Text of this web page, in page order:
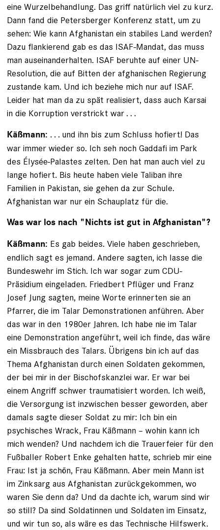
eine Wurzel­behandlung. Das griff natürlich viel zu kurz.
Dann fand die Petersberger Konferenz statt, um zu
sehen: Wie kann Afghanistan ein stabiles Land werden?
Dazu flankierend gab es das ISAF-Mandat, das muss
man auseinanderhalten. ISAF beruhte auf einer UN-
Resolution, die auf Bitten der afghanischen Regierung
zustande kam. Und ich beziehe mich nur auf ISAF.
Leider hat man da zu spät realisiert, dass auch Karsai
in die Korruption verstrickt war . . .
Käßmann: . . . und ihn bis zum Schluss hofiert! Das
war immer wieder so. Ich seh noch Gaddafi im Park
des Élysée-­Palastes zelten. Den hat man auch viel zu
lange hofiert. Bis heute haben viele Taliban ihre
Familien in Pakistan, sie gehen da zur Schule.
Afghanistan war nur ein Schauplatz für die.
Was war los nach "Nichts ist gut in Afghanistan"?
Käßmann: Es gab beides. Viele haben geschrieben,
endlich sagt es jemand. Andere sagten, ich lasse die
Bundeswehr im Stich. Ich war sogar zum CDU-
Präsidium eingeladen. Friedbert Pflüger und Franz
Josef Jung sagten, meine Worte erinnerten sie an
Pfarrer, die im Talar Demonstrationen anführen. Aber
das war in den 1980er Jahren. Ich habe nie im Talar
eine Demonstration angeführt, weil ich finde, das wäre
ein Missbrauch des Talars. Übrigens bin ich auf das
Thema Afghanistan durch einen Soldaten gekommen,
der bei mir in der Bischofskanzlei war. Er war bei
einem Angriff schwer traumatisiert worden. Ich weiß,
die Versorgung ist inzwischen besser geworden, aber
damals sagte dieser Soldat zu mir: Ich bin ein
psychisches Wrack, Frau Käßmann – wohin kann ich
mich wenden? Und nachdem ich die Trauerfeier für den
Fußballer Robert Enke gehalten hatte, schrieb mir eine
Frau: Ist ja schön, Frau Käßmann. Aber mein Mann ist
im Zinksarg aus Afghanistan zurückgekommen, wo
waren Sie denn da? Und da dachte ich, warum sind wir
so still? Da sind Soldatinnen und Soldaten im Einsatz,
und wir tun so, als wäre es das Technische Hilfswerk.